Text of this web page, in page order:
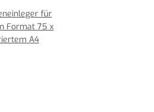
für
Format 75 x
A4